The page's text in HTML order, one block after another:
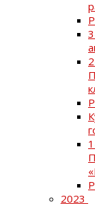
2023